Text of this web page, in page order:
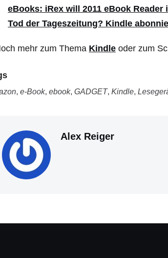
eBooks: iRex will 2011 eBook Reader
Tod der Tageszeitung? Kindle
mehr zum Thema Kindle oder zum
, e-Book, ebook, GADGET, Kindle,
Alex Reiger